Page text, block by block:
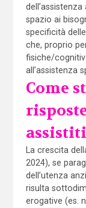
spazio ai
specificità
che, proprio
fisiche/
all’assistenza
Come
La crescita
2024), se
dell’utenza
risulta
erogative (es.